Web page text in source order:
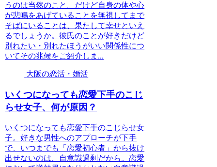
うのは当然のこと。だけど自身の体や心
が悲鳴をあげていることを無視してまで
そばにいることは、果たして幸せといえ
るでしょうか。彼氏のことが好きだけど
別れたい・別れたほうがいい関係性につ
いてその兆候をご紹介しま...
大阪の恋活・婚活
いくつになっても恋愛下手のこじ
らせ女子、何が原因？
いくつになっても恋愛下手のこじらせ女
子。好きな男性へのアプローチが下手
で、いつまでも「恋愛初心者」から抜け
出せないのは、自意識過剰だから。恋愛